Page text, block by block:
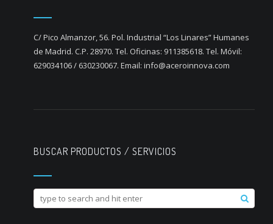
C/ Pico Almanzor, 56. Pol. Industrial “Los Linares” Humanes
de Madrid. C.P. 28970. Tel. Oficinas: 911385618. Tel. Móvil:
629034106 / 630230067. Email: info@aceroinnova.com
BUSCAR PRODUCTOS / SERVICIOS